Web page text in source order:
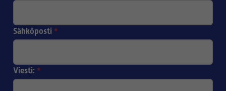
Sähköposti *
Viesti: *